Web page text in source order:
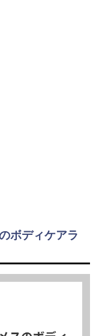
ボディケアラ